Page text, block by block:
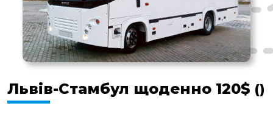
Львів-Стамбул щоденно 120$ ()